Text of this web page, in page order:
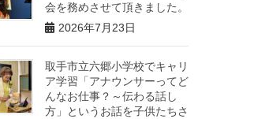
会を務めさせて頂きました。
2026年7月23日
取手市立六郷小学校でキャリ
ア学習「アナウンサーってど
んなお仕事？～伝わる話し
方」というお話を子供たちさ